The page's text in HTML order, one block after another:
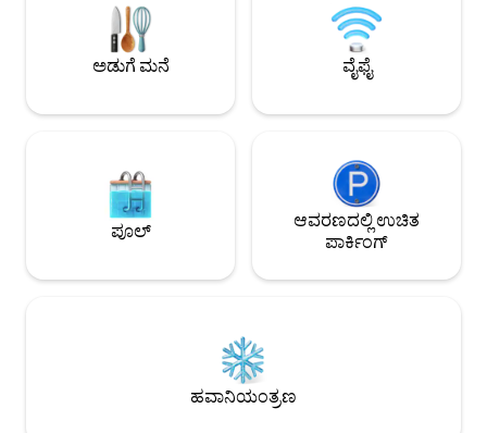
ಐಫೆಲ್ ಟವರ್ , ಡಾಕ್‌ಗಳು ಮತ್ತು ಅತ್ಯಂತ ವಾಣಿಜ್ಯ
ರೂ ಡಿ ಪ್ಯಾಸಿ ಯಿಂದ ಸಮನಾಗಿರುತ್ತದೆ 1 ದಶಲಕ್ಷಕ್ಕೆ
ಮೆಟ್ರೋ ಪ್ಯಾಸಿ ಬಸ್ 72 (ಪ್ಯಾರಿಸ್‌ನಲ್ಲಿ ಅತ್ಯುತ್ತಮ ಬಸ್
ನೆರೆಹೊರೆ, ಐಫೆಲ್ ಟವರ್ , ಡಾಕ್‌ಗಳು ಮತ್ತು ಅತ್ಯಂತ
ಮತ್ತು ಬೆಚ್ಚಗಿನ ನೆರೆಹೊರೆ, ಐಫೆಲ್ ಟವರ್ , ಡಾಕ್‌ಗಳು
ಮತ್ತು ಅತ್ಯಂತ ವಾಣಿಜ್ಯ ರೂ ಡಿ ಪ್ಯಾಸಿ ಯಿಂದ
ಸಮನಾಗಿರುತ್ತದೆ! ಕ್ಯಾಟರರ್ ಲೆನೊಟ್ರೆ ಅವರಿಂದ 500
ಮೀ! ಆರ್ಕ್ ಡಿ ಟ್ರಿಯೋಂಫ್‌ನಿಂದ ಮೆಟ್ರೋ ಮೂಲಕ
ಹಕೀಮ್ ಸೇತುವೆಯ ಎದುರು! ಡೈರೆಕ್ಟ್ ಮೆಟ್ರೋ ಪ್ಲೇಸ್
ರಾಜಧಾನಿಯಲ್ಲಿ ಉತ್ಸಾಹಭರಿತ ಮತ್ತು ಬೆಚ್ಚಗಿನ
ನೆರೆಹೊರೆಯಲ್ಲಿದೆ. ಐಫೆಲ್ ಟವರ್, ಟ್ರೊಕಾಡೆರೊ,
ಸೀನ್‌ನ ದಡ ಮತ್ತು ಅತ್ಯಂತ ವಾಣಿಜ್ಯ ರೂ ಡಿ ಪ್ಯಾಸಿ
ಹತ್ತಿರದ
ಮೆಟ್ರೋ ಮಾರ್ಗಗಳು,
ಸೇವೆ ಸಲ್ಲಿಸಲಾಗಿದೆ. ನಾನು ಆವರಣದಲ್ಲಿ
ವಾಸಿಸುತ್ತಿದ್ದೇನೆ.
ಅಡುಗೆ ಮನೆ ವೈಫೈ
ಪೂಲ್
ಆವರಣದಲ್ಲಿ ಉಚಿತ
ಪಾರ್ಕಿಂಗ್
ಹವಾನಿಯಂತ್ರಣ